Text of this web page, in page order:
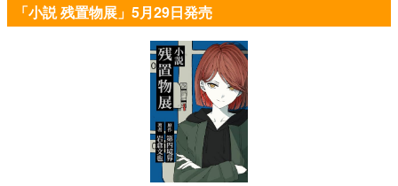
「小説 残置物展」5月29日発売